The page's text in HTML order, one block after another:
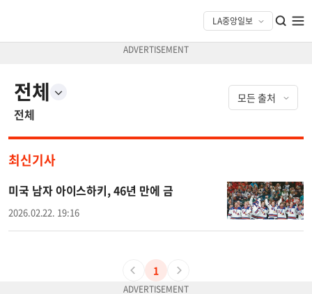
전체
전체
최신기사
미국 남자 아이스하키, 46년 만에 금
2026.02.22. 19:16
1